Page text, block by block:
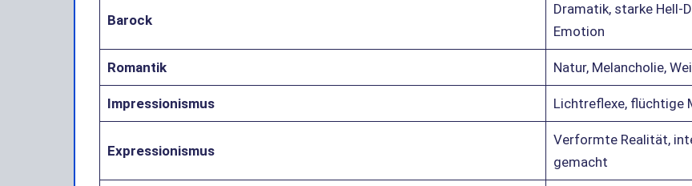
Barock
Dramatik, starke Hell-
Emotion
Romantik Natur, Melancholie,
Impressionismus Lichtreflexe, flüchtige
Expressionismus
Verformte Realität,
gemacht